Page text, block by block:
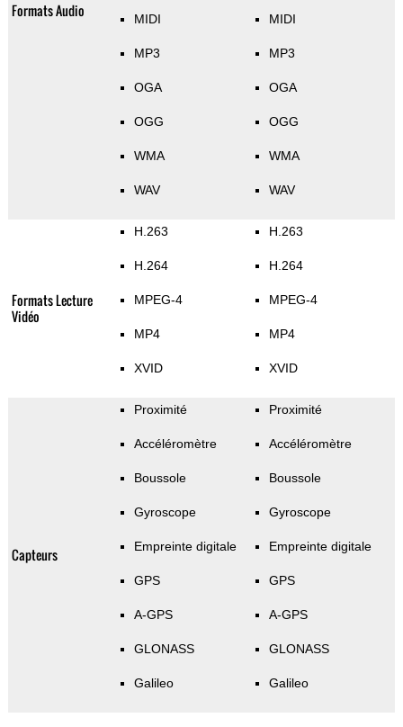
Formats Audio MIDI
MP3
OGA
OGG
WMA
WAV
MIDI
MP3
OGA
OGG
WMA
WAV
Formats Lecture
Vidéo
H.263
H.264
MPEG-4
MP4
XVID
H.263
H.264
MPEG-4
MP4
XVID
Capteurs
Proximité
Accéléromètre
Boussole
Gyroscope
Empreinte digitale
GPS
A-GPS
GLONASS
Galileo
Proximité
Accéléromètre
Boussole
Gyroscope
Empreinte digitale
GPS
A-GPS
GLONASS
Galileo